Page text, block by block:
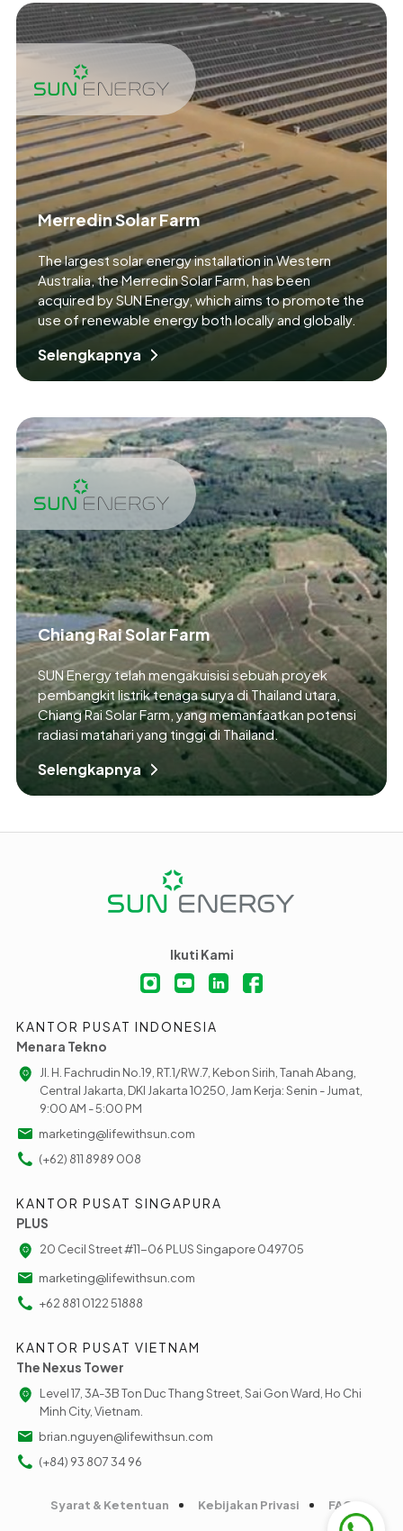
Merredin Solar Farm
The largest solar energy installation in Western
Australia, the Merredin Solar Farm, has been
acquired by SUN Energy, which aims to promote the
use of renewable energy both locally and globally.
Selengkapnya
Chiang Rai Solar Farm
SUN Energy telah mengakuisisi sebuah proyek
pembangkit listrik tenaga surya di Thailand utara,
Chiang Rai Solar Farm, yang memanfaatkan potensi
radiasi matahari yang tinggi di Thailand.
Selengkapnya
Ikuti Kami
KANTOR PUSAT INDONESIA
Menara Tekno
Jl. H. Fachrudin No.19, RT.1/RW.7, Kebon Sirih, Tanah Abang,
Central Jakarta, DKI Jakarta 10250, Jam Kerja: Senin - Jumat,
9:00 AM - 5:00 PM
marketing@lifewithsun.com
(+62) 811 8989 008
KANTOR PUSAT SINGAPURA
PLUS
20 Cecil Street #11-06 PLUS Singapore 049705
marketing@lifewithsun.com
+62 881 0122 51888
KANTOR PUSAT VIETNAM
The Nexus Tower
Level 17, 3A-3B Ton Duc Thang Street, Sai Gon Ward, Ho Chi
Minh City, Vietnam.
brian.nguyen@lifewithsun.com
(+84) 93 807 34 96
Syarat & Ketentuan Kebijakan Privasi FAQ